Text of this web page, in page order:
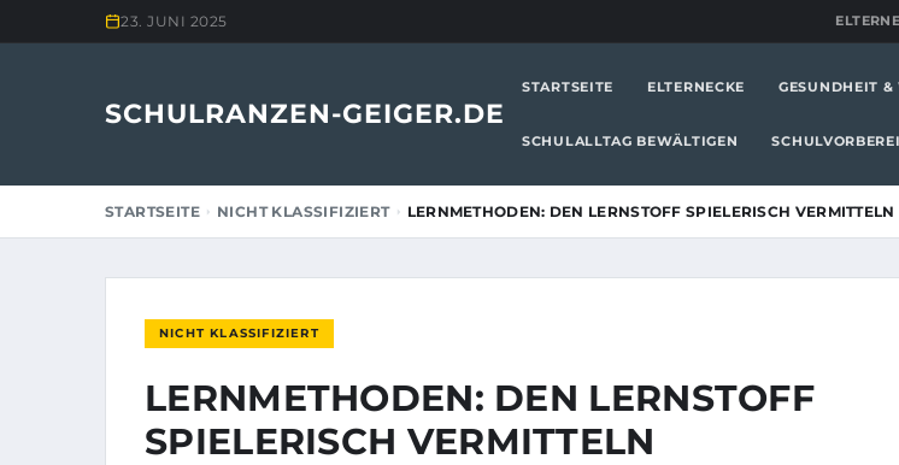
23. JUNI 2025
SCHULRANZEN-GEIGER.DE
STARTSEITE ELTERNECKE GESUNDHEIT
SCHULALLTAG BEWÄLTIGEN
STARTSEITE NICHT KLASSIFIZIERT LERNMETHODEN: DEN LERNSTOFF SPIELERISCH VERMITTELN
NICHT KLASSIFIZIERT
LERNMETHODEN: DEN LERNSTOFF
SPIELERISCH VERMITTELN